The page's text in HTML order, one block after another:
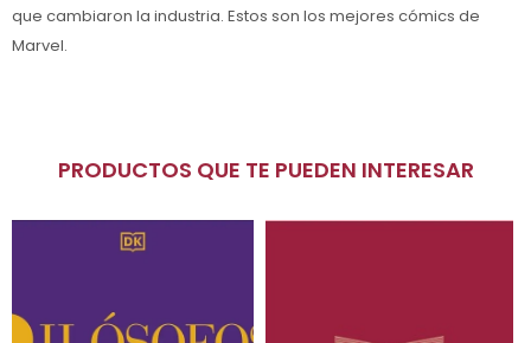
que cambiaron la industria. Estos son los mejores cómics de
Marvel.
PRODUCTOS QUE TE PUEDEN INTERESAR